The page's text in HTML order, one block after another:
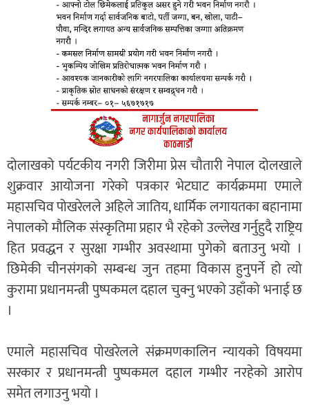
दोलाखको पर्यटकीय नगरी जिरीमा प्रेस चौतारी नेपाल दोलखाले
शुक्रवार आयोजना गरेको पत्रकार भेटघाट कार्यक्रममा एमाले
महासचिव पोखरेलले अहिले जातिय, धार्मिक लगायतका बहानामा
नेपालको मौलिक संस्कृतिमा प्रहार भै रहेको उल्लेख गर्नुहुदै राष्ट्रिय
हित प्रवद्धन र सुरक्षा गम्भीर अवस्थामा पुगेको बताउनु भयो ।
छिमेकी चीनसंगको सम्बन्ध जुन तहमा विकास हुनुपर्ने हो त्यो
कुरामा प्रधानमन्त्री पुष्पकमल दहाल चुक्नु भएको उहाँको भनाई छ
।
एमाले महासचिव पोखरेलले संक्रमणकालिन न्यायको विषयमा
सरकार र प्रधानमन्त्री पुष्पकमल दहाल गम्भीर नरहेको आरोप
समेत लगाउनु भयो ।